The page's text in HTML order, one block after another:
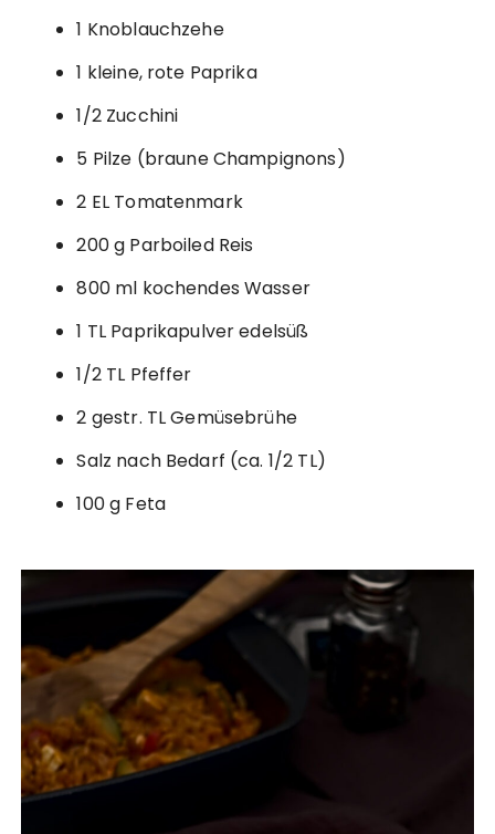
1 Knoblauchzehe
1 kleine, rote Paprika
1/2 Zucchini
5 Pilze (braune Champignons)
2 EL Tomatenmark
200 g Parboiled Reis
800 ml kochendes Wasser
1 TL Paprikapulver edelsüß
1/2 TL Pfeffer
2 gestr. TL Gemüsebrühe
Salz nach Bedarf (ca. 1/2 TL)
100 g Feta